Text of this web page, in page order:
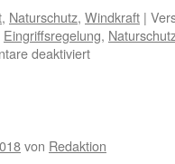
, Naturschutz, Windkraft |
Eingriffsregelung,
deaktiviertfür
Fadenkreuz
von Redaktion